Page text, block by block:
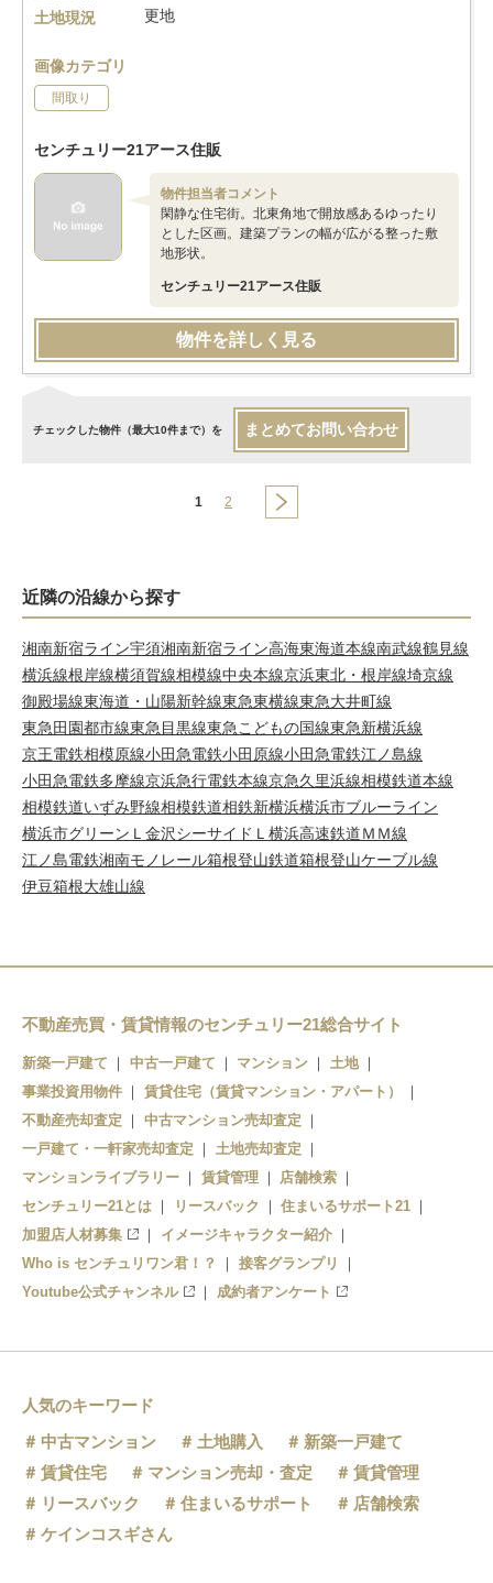
土地現況
更地
画像カテゴリ
間取り
センチュリー21アース住販
物件担当者コメント
閑静な住宅街。北東角地で開放感あるゆったり
とした区画。建築プランの幅が広がる整った敷
地形状。
センチュリー21アース住販
物件を詳しく見る
チェックした物件（最大10件まで）を まとめてお問い合わせ
1 2
近隣の沿線から探す
湘南新宿ライン宇須湘南新宿ライン高海東海道本線南武線鶴見線
横浜線根岸線横須賀線相模線中央本線京浜東北・根岸線埼京線
御殿場線東海道・山陽新幹線東急東横線東急大井町線
東急田園都市線東急目黒線東急こどもの国線東急新横浜線
京王電鉄相模原線小田急電鉄小田原線小田急電鉄江ノ島線
小田急電鉄多摩線京浜急行電鉄本線京急久里浜線相模鉄道本線
相模鉄道いずみ野線相模鉄道相鉄新横浜横浜市ブルーライン
横浜市グリーンＬ 金沢シーサイドＬ 横浜高速鉄道ＭＭ線
江ノ島電鉄湘南モノレール箱根登山鉄道箱根登山ケーブル線
伊豆箱根大雄山線
不動産売買・賃貸情報のセンチュリー21総合サイト
新築一戸建て 中古一戸建て マンション
土地
事業投資用物件
賃貸住宅（賃貸マンション・アパート）
不動産売却査定
中古マンション売却査定
一戸建て・一軒家売却査定
土地売却査定
マンションライブラリー
賃貸管理
店舗検索
センチュリー21とは
リースバック
住まいるサポート21
加盟店人材募集
イメージキャラクター紹介
Who is センチュリワン君！？
接客グランプリ
Youtube公式チャンネル
成約者アンケート
人気のキーワード
中古マンション
土地購入
新築一戸建て
賃貸住宅
マンション売却・査定
賃貸管理
リースバック
住まいるサポート
店舗検索
ケインコスギさん